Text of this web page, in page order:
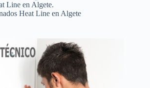
Line en Algete.
Heat Line en Algete